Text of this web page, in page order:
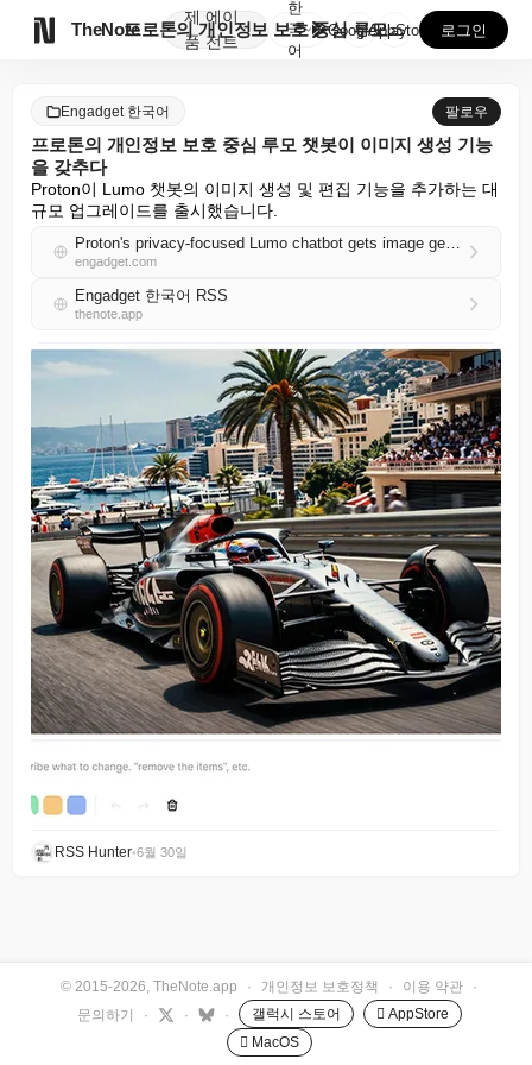
TheNote
제
품
에이
전트
프로톤의 개인정보 보호 중심 루모 챗봇이 이미지 생성 ...
한
국
어
GooglePlay
AppStore 로그인
Engadget 한국어 팔로우
프로톤의 개인정보 보호 중심 루모 챗봇이 이미지 생성 기능
을 갖추다
Proton이 Lumo 챗봇의 이미지 생성 및 편집 기능을 추가하는 대
규모 업그레이드를 출시했습니다.
Proton's privacy-focused Lumo chatbot gets image generation
engadget.com
Engadget 한국어 RSS
thenote.app
RSS Hunter•6월 30일
© 2015-2026, TheNote.app · 개인정보 보호정책 · 이용 약관
·
문의하기
· · · 갤럭시 스토어
 AppStore
 MacOS